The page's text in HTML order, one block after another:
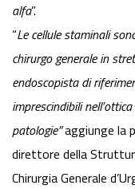
alfa”.
“Le cellule staminali
chirurgo generale in
endoscopista di
imprescindibili
patologie”aggiunge la
direttore della
Chirurgia Generale